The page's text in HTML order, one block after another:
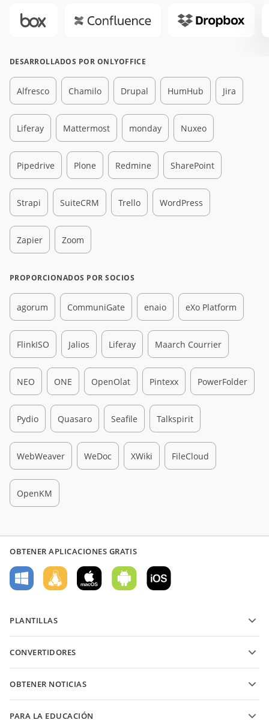
DESARROLLADOS POR ONLYOFFICE
Alfresco Chamilo Drupal HumHub Jira
Liferay Mattermost monday Nuxeo
Pipedrive Plone Redmine SharePoint
Strapi SuiteCRM Trello WordPress
Zapier Zoom
PROPORCIONADOS POR SOCIOS
agorum CommuniGate enaio eXo Platform
FlinkISO Jalios Liferay Maarch Courrier
NEO ONE OpenOlat Pintexx PowerFolder
Pydio Quasaro Seafile Talkspirit
WebWeaver WeDoc XWiki FileCloud
OpenKM
OBTENER APLICACIONES GRATIS
PLANTILLAS
Plantillas de documentos de texto
CONVERTIDORES
Convierte hojas de cálculo
OBTENER NOTICIAS
PARA LA EDUCACIÓN